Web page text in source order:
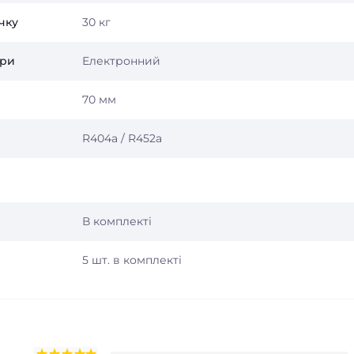
30 кг
Електронний
70 мм
R404a / R452a
В комплекті
5 шт. в комплекті